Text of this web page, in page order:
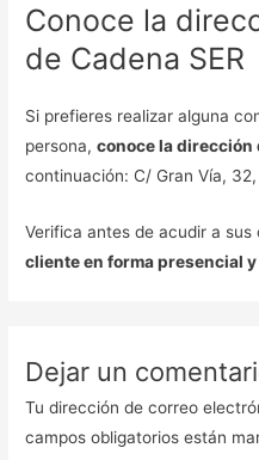
Conoce la
de Cadena SER
Si prefieres realizar alguna
persona,conoce la dirección
continuación: C/ Gran Vía,
Verifica antes de acudir a sus
cliente en forma presencial
Dejar un
Tu dirección de correo
campos obligatorios están